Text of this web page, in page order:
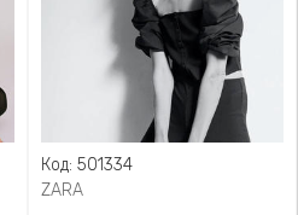
Код: 501334
ZARA